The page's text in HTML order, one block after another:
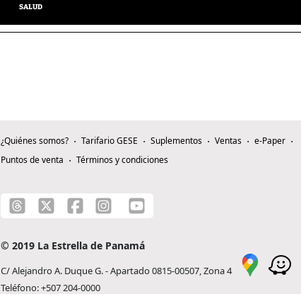
SALUD
¿Quiénes somos? Tarifario GESE Suplementos Ventas
e-Paper
Puntos de venta
Términos y condiciones
© 2019 La Estrella de Panamá
C/ Alejandro A. Duque G. - Apartado 0815-00507, Zona 4
Teléfono: +507 204-0000